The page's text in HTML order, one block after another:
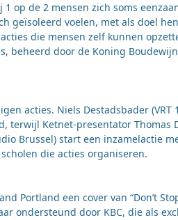
op de 2 mensen zich soms
geïsoleerd voelen, met als doel
die mensen zelf kunnen
beheerd door de Koning
acties. Niels Destadsbader
terwijl Ketnet-presentator Thomas
Brussel) start een inzamelactie
die acties organiseren.
Portland een cover van “Don’t
ondersteund door KBC, die als